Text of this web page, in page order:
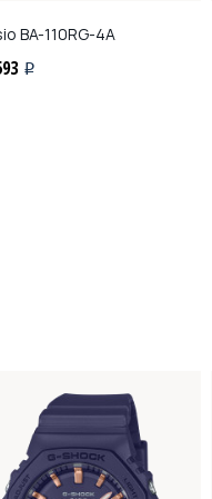
BA-110RG-4A
i